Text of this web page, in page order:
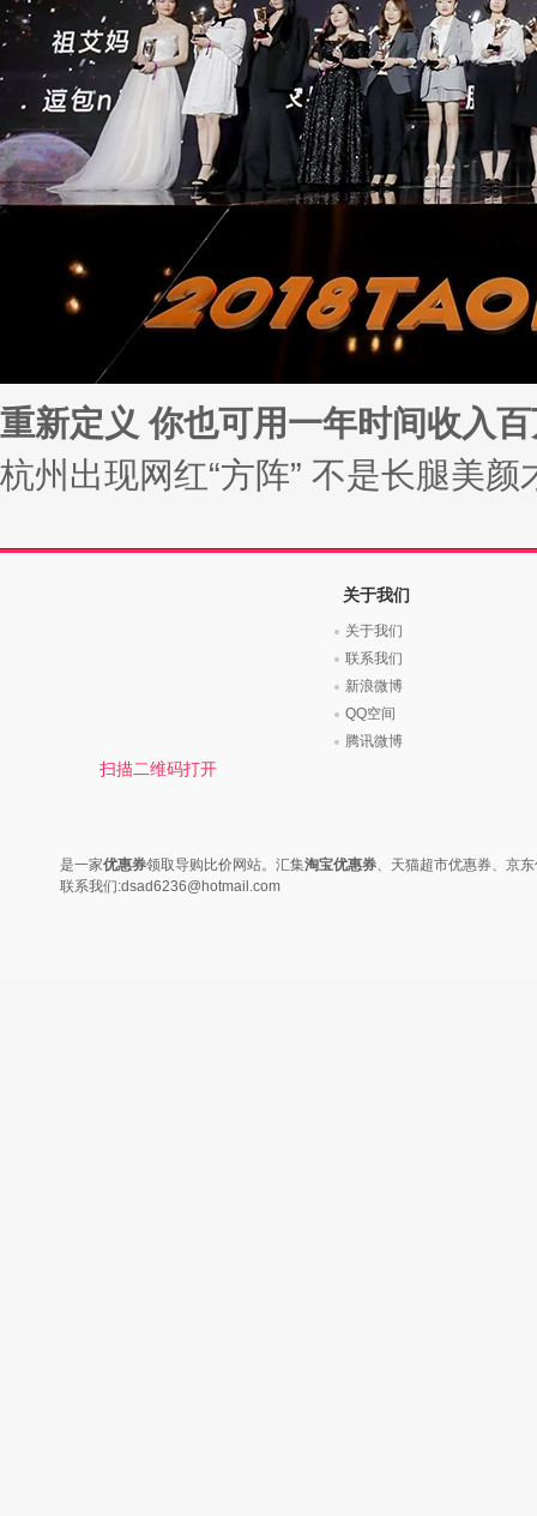
重新定义 你也可用一年时间收入
杭州出现网红“方阵” 不是长腿美
扫描二维码打开
关于我们
关于我们
联系我们
新浪微博
QQ空间
腾讯微博
是一家优惠券领取导购比价网站。汇集淘宝优惠券、天猫超市优惠券、京
联系我们:dsad6236@hotmail.com